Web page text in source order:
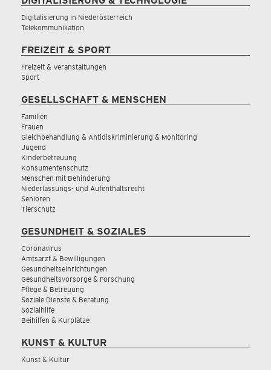
Digitalisierung in Niederösterreich
Telekommunikation
FREIZEIT & SPORT
Freizeit & Veranstaltungen
Sport
GESELLSCHAFT & MENSCHEN
Familien
Frauen
Gleichbehandlung & Antidiskriminierung & Monitoring
Jugend
Kinderbetreuung
Konsumentenschutz
Menschen mit Behinderung
Niederlassungs- und Aufenthaltsrecht
Senioren
Tierschutz
GESUNDHEIT & SOZIALES
Coronavirus
Amtsarzt & Bewilligungen
Gesundheitseinrichtungen
Gesundheitsvorsorge & Forschung
Pflege & Betreuung
Soziale Dienste & Beratung
Sozialhilfe
Beihilfen & Kurplätze
KUNST & KULTUR
Kunst & Kultur